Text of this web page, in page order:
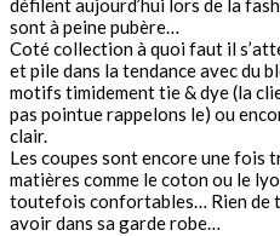
défilent aujourd’hui lors de la
sont à peine pubère…
Coté collection à quoi faut il
et pile dans la tendance avec du
motifs timidement tie & dye (la
pas pointue rappelons le) ou
clair.
Les coupes sont encore une fois
matières comme le coton ou le
toutefois confortables… Rien de
avoir dans sa garde robe…